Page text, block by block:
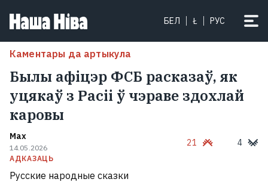
БЕЛ Ł РУС
Каментары да артыкула
Былы афіцэр ФСБ расказаў, як
уцякаў з Расіі ў чэраве здохлай
каровы
Max
14.05.2026
АДКАЗАЦЬ
21 4
Русские народные сказки